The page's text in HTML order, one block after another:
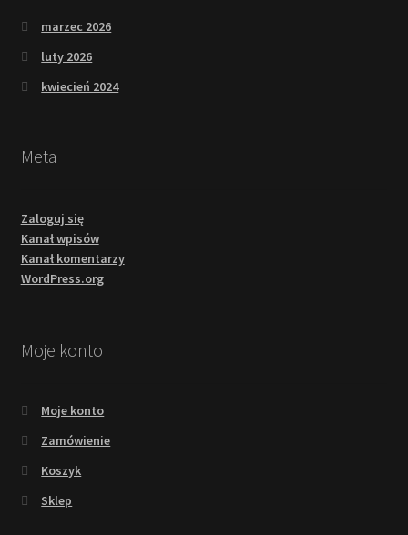
marzec 2026
luty 2026
kwiecień 2024
Meta
Zaloguj się
Kanał wpisów
Kanał komentarzy
WordPress.org
Moje konto
Moje konto
Zamówienie
Koszyk
Sklep